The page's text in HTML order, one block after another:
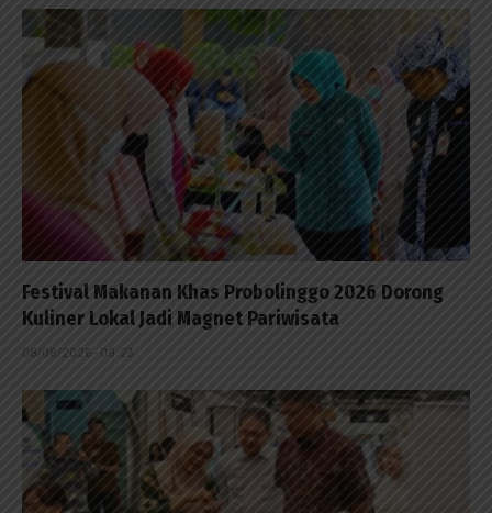
Festival Makanan Khas Probolinggo 2026 Dorong
Kuliner Lokal Jadi Magnet Pariwisata
08/08/2026 - 09:23